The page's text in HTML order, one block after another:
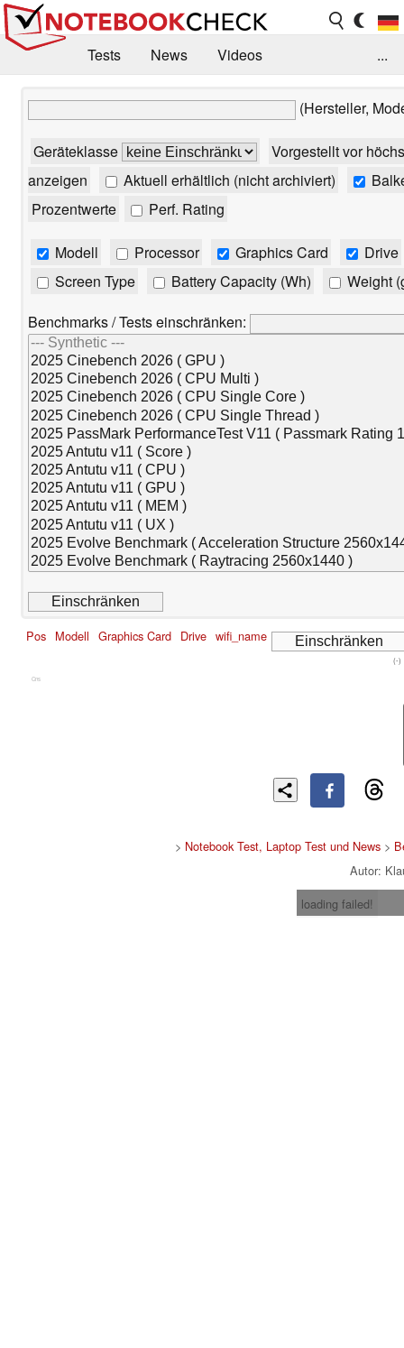
Tests News
Videos
Forum
...
(Hersteller,
Geräteklasse
Vorgestellt vor
anzeigen
Aktuell erhältlich (nicht archiviert)
Prozentwerte
Perf. Rating
Modell Processor Graphics Card
Drive
Screen Type
Battery Capacity (Wh)
Weight
Benchmarks / Tests einschränken:
Pos Modell Graphics Card Drive wifi_name
(-)
Cns
> Notebook Test, Laptop Test und News >
Autor:
loading failed!